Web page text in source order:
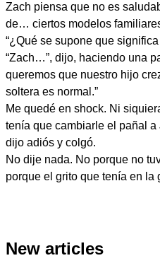
Zach piensa que no es
de… ciertos modelos
“¿Qué se supone que
“Zach…”, dijo, haciendo una
queremos que nuestro hijo
soltera es normal.”
Me quedé en shock. Ni
tenía que cambiarle el pañal
dijo adiós y colgó.
No dije nada. No porque no
porque el grito que tenía en la
New articles